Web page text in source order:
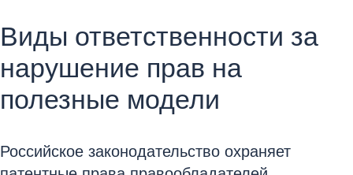
Виды ответственности за
нарушение прав на
полезные модели
Российское законодательство охраняет